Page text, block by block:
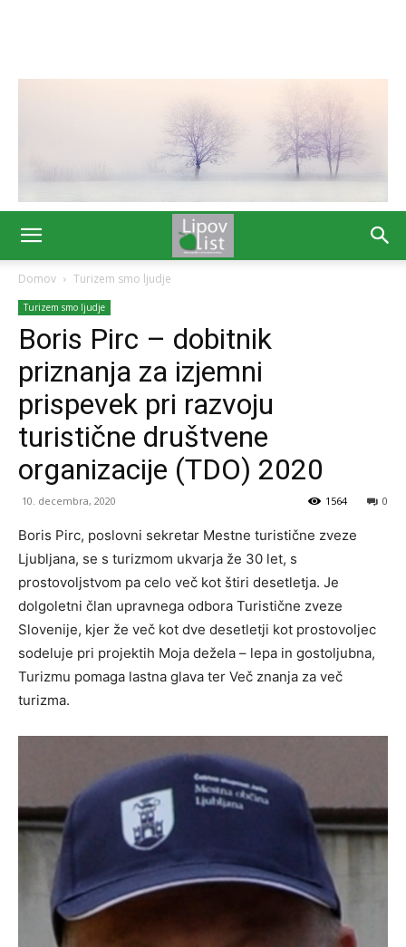
Domov Turizem smo ljudje
Turizem smo ljudje
Boris Pirc – dobitnik
priznanja za izjemni
prispevek pri razvoju
turistične društvene
organizacije (TDO) 2020
10. decembra, 2020 0
1564
Boris Pirc, poslovni sekretar Mestne turistične zveze
Ljubljana, se s turizmom ukvarja že 30 let, s
prostovoljstvom pa celo več kot štiri desetletja. Je
dolgoletni član upravnega odbora Turistične zveze
Slovenije, kjer že več kot dve desetletji kot prostovoljec
sodeluje pri projektih Moja dežela – lepa in gostoljubna,
Turizmu pomaga lastna glava ter Več znanja za več
turizma.